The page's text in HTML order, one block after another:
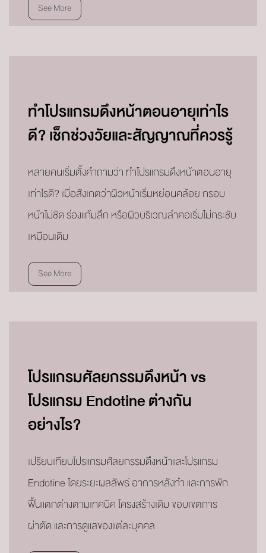
See More
ทำโปรแกรมดึงหน้าตอนอายุเท่าไร
ดี? เช็กช่วงวัยและสัญญาณที่ควรรู้
หลายคนเริ่มตั้งคำถามว่า ทำโปรแกรมดึงหน้าตอนอายุ
เท่าไรดี? เมื่อสังเกตว่าผิวหน้าเริ่มหย่อนคล้อย กรอบ
หน้าไม่ชัด ร่องแก้มลึก หรือผิวบริเวณลำคอเริ่มไม่กระชับ
เหมือนเดิม
See More
โปรแกรมศัลยกรรมดึงหน้า vs
โปรแกรม Endotine ต่างกัน
อย่างไร?
เปรียบเทียบโปรแกรมศัลยกรรมดึงหน้าและโปรแกรม
Endotine โดยระยะผลลัพธ์ อาการหลังทำ และการพัก
ฟื้นแตกต่างตามเทคนิค โครงสร้างเดิม ขอบเขตการ
ผ่าตัด และการดูแลของแต่ละบุคคล